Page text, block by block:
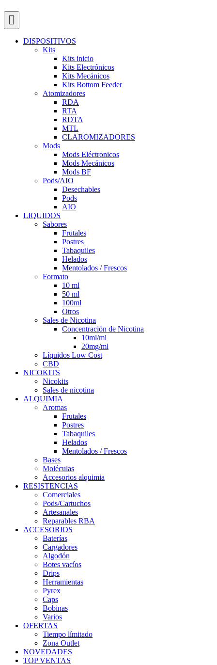
DISPOSITIVOS
Kits
Kits inicio
Kits Electrónicos
Kits Mecánicos
Kits Bottom Feeder
Atomizadores
RDA
RTA
RDTA
MTL
CLAROMIZADORES
Mods
Mods Eléctronicos
Mods Mecánicos
Mods BF
Pods/AIO
Desechables
Pods
AIO
LIQUIDOS
Sabores
Frutales
Postres
Tabaquiles
Helados
Mentolados / Frescos
Formato
10 ml
50 ml
100ml
Otros
Sales de Nicotina
Concentración de Nicotina
10ml/ml
20mg/ml
Líquidos Low Cost
CBD
NICOKITS
Nicokits
Sales de nicotina
ALQUIMIA
Aromas
Frutales
Postres
Tabaquiles
Helados
Mentolados / Frescos
Bases
Moléculas
Accesorios alquimia
RESISTENCIAS
Comerciales
Pods/Cartuchos
Artesanales
Reparables RBA
ACCESORIOS
Baterías
Cargadores
Algodón
Botes vacíos
Drips
Herramientas
Pyrex
Caps
Bobinas
Varios
OFERTAS
Tiempo límitado
Zona Outlet
NOVEDADES
TOP VENTAS